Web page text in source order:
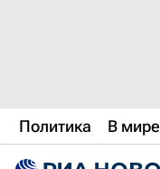
Политика В мире